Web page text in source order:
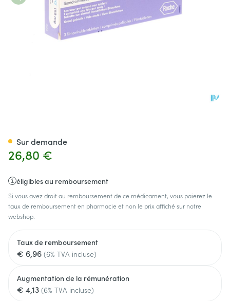
26,80 €
éligibles au remboursement
Si vous avez droit au remboursement de ce médicament, vous paierez le
taux de remboursement en pharmacie et non le prix affiché sur notre
webshop.
Taux de remboursement
€ 6,96 (6% TVA incluse)
Augmentation de la rémunération
€ 4,13 (6% TVA incluse)
Sur demande